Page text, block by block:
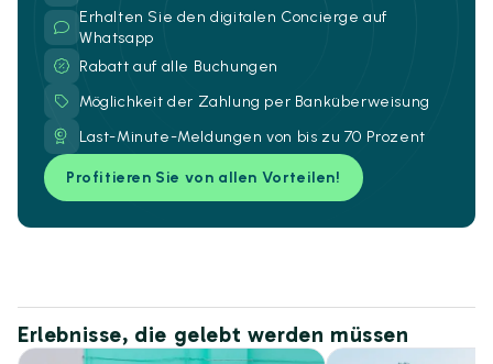
Erhalten Sie den digitalen Concierge auf
Whatsapp
Rabatt auf alle Buchungen
Möglichkeit der Zahlung per Banküberweisung
Last-Minute-Meldungen von bis zu 70 Prozent
Profitieren Sie von allen Vorteilen!
Erlebnisse, die gelebt werden müssen